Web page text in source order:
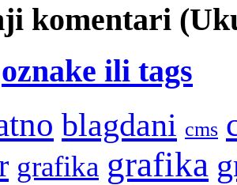
komentari
oznake ili tags
blagdani cms
grafika grafika